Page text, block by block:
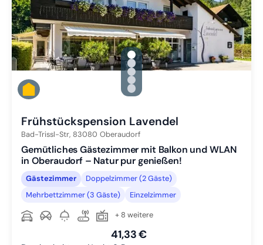
gallery.slide_selector
Zu Slide 1 wechseln
Zu Slide 2 wechseln
Zu Slide 3 wechseln
Zu Slide 4 wechseln
Zu Slide 5 wechseln
Frühstückspension Lavendel
Bad-Trissl-Str, 83080 Oberaudorf
Gemütliches Gästezimmer mit Balkon und WLAN
in Oberaudorf – Natur pur genießen!
Gästezimmer
Doppelzimmer (2 Gäste)
Mehrbettzimmer (3 Gäste)
Einzelzimmer
+ 8 weitere
41,33 €